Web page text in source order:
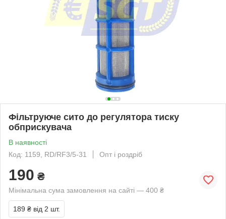
Фільтруюче сито до регулятора тиску
обприскувача
В наявності
Код: 1159, RD/RF3/5-31
Опт і роздріб
190 ₴
Мінімальна сума замовлення на сайті — 400 ₴
189 ₴ від 2 шт.